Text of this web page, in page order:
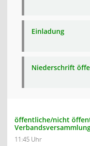
Einladung
Niederschrift
öffentliche/nicht
11:45 Uhr